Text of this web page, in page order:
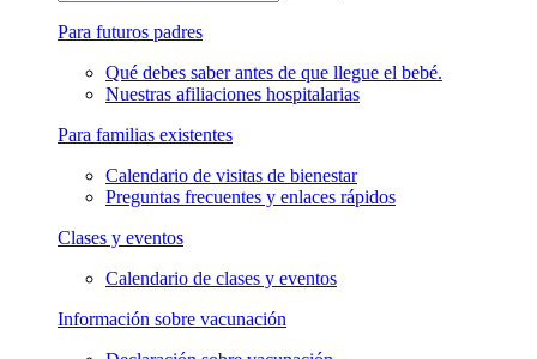
Para futuros padres
Qué debes saber antes de que llegue el bebé.
Nuestras afiliaciones hospitalarias
Para familias existentes
Calendario de visitas de bienestar
Preguntas frecuentes y enlaces rápidos
Clases y eventos
Calendario de clases y eventos
Información sobre vacunación